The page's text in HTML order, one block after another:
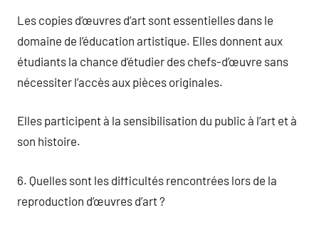
Les copies d’œuvres d’art sont essentielles dans le
domaine de l’éducation artistique. Elles donnent aux
étudiants la chance d’étudier des chefs-d’œuvre sans
nécessiter l’accès aux pièces originales.
Elles participent à la sensibilisation du public à l’art et à
son histoire.
6. Quelles sont les difficultés rencontrées lors de la
reproduction d’œuvres d’art ?